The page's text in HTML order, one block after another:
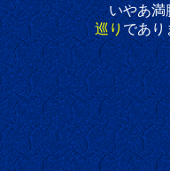
いやあ満腹満腹、
巡りであり